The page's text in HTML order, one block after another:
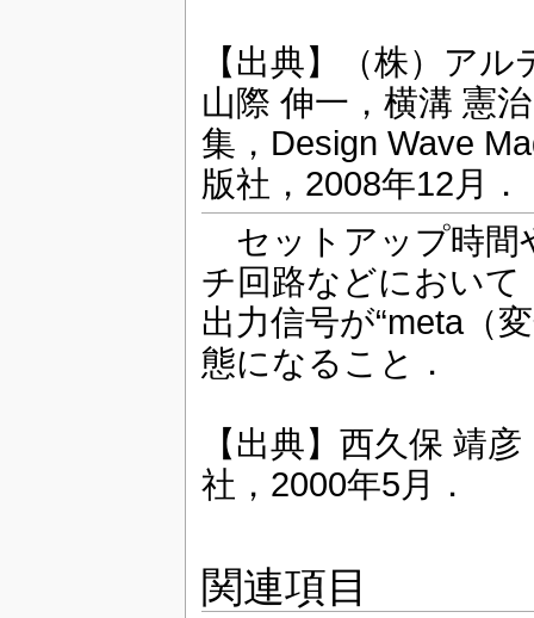
【出典】（株）ア
山際 伸一，横溝 憲
集，Design Wave
版社，2008年12月．
セットアップ時間
チ回路などにおい
出力信号が“meta（
態になること．
【出典】西久保 靖
社，2000年5月．
関連項目